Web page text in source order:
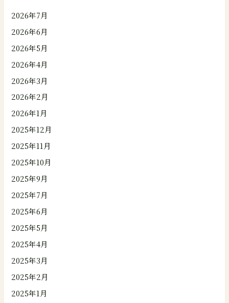
2026年7月
2026年6月
2026年5月
2026年4月
2026年3月
2026年2月
2026年1月
2025年12月
2025年11月
2025年10月
2025年9月
2025年7月
2025年6月
2025年5月
2025年4月
2025年3月
2025年2月
2025年1月